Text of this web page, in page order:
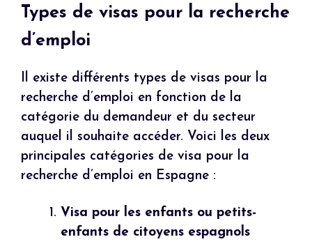
Types de visas pour la recherche
d’emploi
Il existe différents types de visas pour la
recherche d’emploi en fonction de la
catégorie du demandeur et du secteur
auquel il souhaite accéder. Voici les deux
principales catégories de visa pour la
recherche d’emploi en Espagne :
Visa pour les enfants ou petits-
enfants de citoyens espagnols